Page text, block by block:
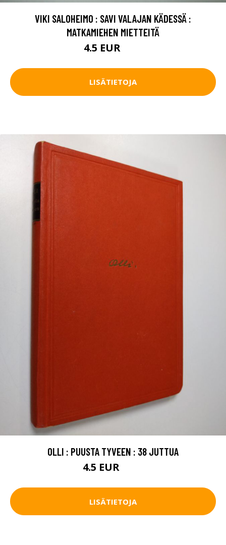
VIKI SALOHEIMO : SAVI VALAJAN KÄDESSÄ :
MATKAMIEHEN MIETTEITÄ
4.5 EUR
LISÄTIETOJA
OLLI : PUUSTA TYVEEN : 38 JUTTUA
4.5 EUR
LISÄTIETOJA